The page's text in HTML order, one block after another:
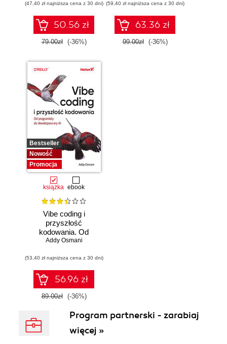
wnioski i opanuj
zaawansowany
SQL na potrzeby
praktycznych
zastosowań.
(47,40 zł najniższa cena z 30 dni)
50.56 zł
79.00zł (-36%)
(59,40 zł najniższa cena z 30 dni)
63.36 zł
99.00zł (-36%)
Bestseller
Nowość
Promocja
książka ebook
Vibe coding i
przyszłość
kodowania. Od
programisty do
Addy Osmani
(53,40 zł najniższa cena z 30 dni)
56.96 zł
89.00zł (-36%)
Program partnerski - zarabiaj
więcej »